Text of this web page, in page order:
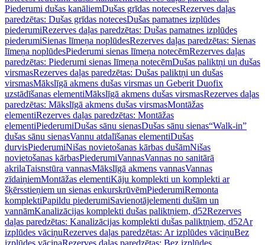
Piederumi dušas kanāliemDušas grīdas notecesRezerves daļas
paredzētas: Dušas grīdas notecesDušas pamatnes izplūdes
piederumiRezerves daļas paredzētas: Dušas pamatnes izplūdes
piederumiSienas līmeņa noplūdesRezerves daļas paredzētas: Sienas
līmeņa noplūdesPiederumi sienas līmeņa notecēmRezerves daļas
paredzētas: Piederumi sienas līmeņa notecēmDušas paliktņi un dušas
virsmasRezerves daļas paredzētas: Dušas paliktņi un dušas
virsmasMākslīgā akmens dušas virsmas un Geberit Duofix
uzstādīšanas elementiMākslīgā akmens dušas virsmasRezerves daļas
paredzētas: Mākslīgā akmens dušas virsmasMontāžas
elementiRezerves daļas paredzētas: Montāžas
elementiPiederumiDušas sānu sienasDušas sānu sienas“Walk-in”
dušas sānu sienasVannu atdalīšanas elementiDušas
durvisPiederumiNišas novietošanas kārbas dušāmNišas
novietošanas kārbasPiederumiVannasVannas no sanitārā
akrilaTaisnstūra vannasMākslīgā akmens vannasVannas
zīdaiņiemMontāžas elementiKāju komplekti un komplekti ar
šķērsstieņiem un sienas enkurskrūvēmPiederumiRemonta
komplektiPapildu piederumiSavienotājelementi dušām un
vannāmKanalizācijas komplekti dušas paliktņiem, d52Rezerves
daļas paredzētas: Kanalizācijas komplekti dušas paliktņiem, d52Ar
izplūdes vāciņuRezerves daļas paredzētas: Ar izplūdes vāciņuBez
izplūdes vāciņaRezerves daļas paredzētas: Bez izplūdes